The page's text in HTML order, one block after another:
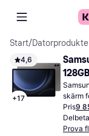
Start/
4,6
+17
skärm
Pris9
Prova